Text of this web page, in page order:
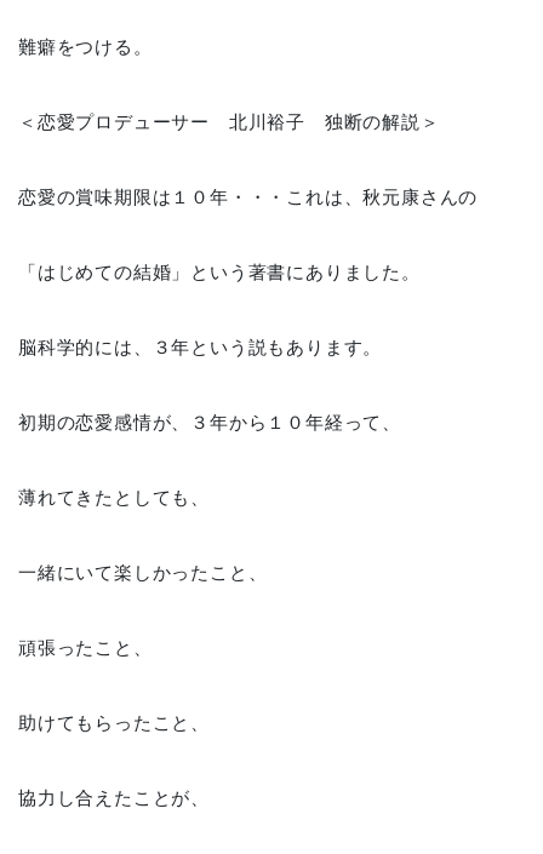
難癖をつける。
＜恋愛プロデューサー 北川裕子 独断の解説＞
恋愛の賞味期限は１０年・・・これは、秋元康さんの
「はじめての結婚」という著書にありました。
脳科学的には、３年という説もあります。
初期の恋愛感情が、３年から１０年経って、
薄れてきたとしても、
一緒にいて楽しかったこと、
頑張ったこと、
助けてもらったこと、
協力し合えたことが、